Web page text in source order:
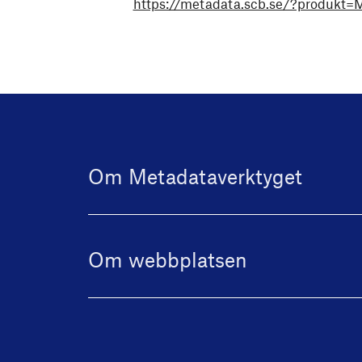
https://metadata.scb.se/
Om Metadataverktyget
Om webbplatsen